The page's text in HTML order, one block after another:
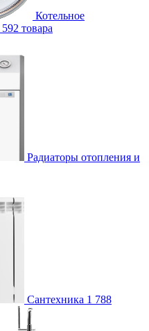
Котельное
592 товара
Радиаторы отопления и
Сантехника 1 788